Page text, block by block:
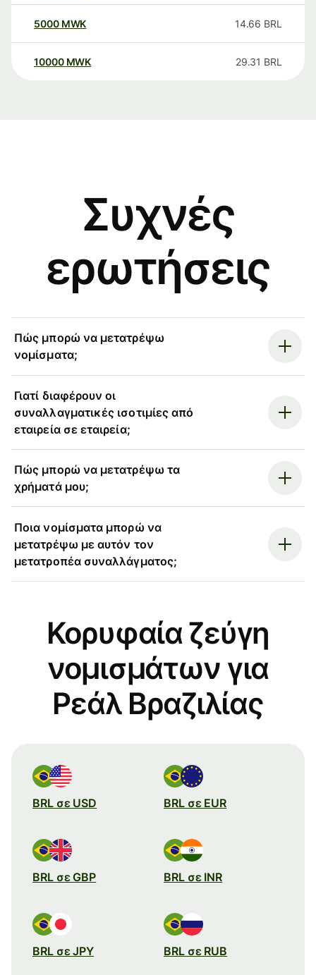
5000 MWK 14.66 BRL
10000 MWK 29.31 BRL
Συχνές
ερωτήσεις
Πώς μπορώ να μετατρέψω
νομίσματα;
Γιατί διαφέρουν οι
συναλλαγματικές ισοτιμίες από
εταιρεία σε εταιρεία;
Πώς μπορώ να μετατρέψω τα
χρήματά μου;
Ποια νομίσματα μπορώ να
μετατρέψω με αυτόν τον
μετατροπέα συναλλάγματος;
Κορυφαία ζεύγη
νομισμάτων για
Ρεάλ Βραζιλίας
BRL σε USD BRL σε EUR
BRL σε GBP BRL σε INR
BRL σε JPY BRL σε RUB